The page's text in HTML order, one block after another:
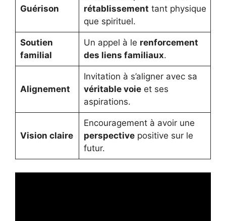
Guérison
rétablissement tant physique
que spirituel.
Soutien
familial
Un appel à le renforcement
des liens familiaux.
Alignement
Invitation à s’aligner avec sa
véritable voieet ses
aspirations.
Vision claire
Encouragement à avoir une
perspectivepositive sur le
futur.